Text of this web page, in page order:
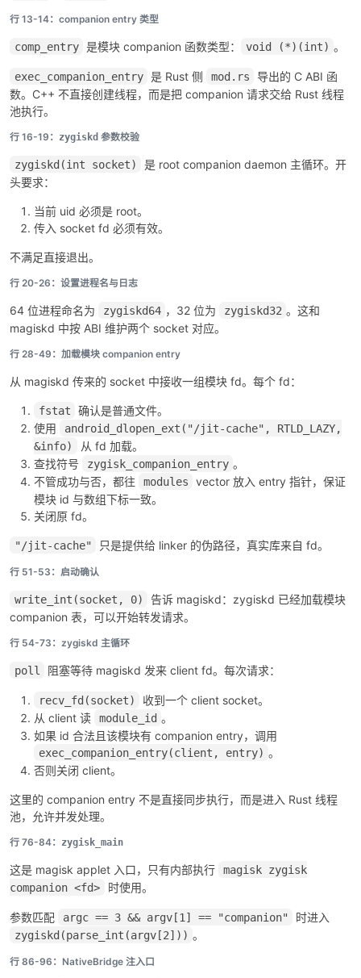
行 13-14：companion entry 类型
comp_entry 是模块 companion 函数类型： void (*)(int) 。
exec_companion_entry 是 Rust 侧 mod.rs
导出的 C ABI 函
数。C++ 不直接创建线程，而是把 companion 请求交给 Rust 线程
池执行。
行 16-19： zygiskd 参数校验
zygiskd(int socket)
是 root companion daemon 主循环。开
头要求：
当前 uid 必须是 root。
传入 socket fd 必须有效。
不满足直接退出。
行 20-26：设置进程名与日志
64 位进程命名为 zygiskd64 ，32 位为 zygiskd32 。这和
magiskd 中按 ABI 维护两个 socket 对应。
行 28-49：加载模块 companion entry
从 magiskd 传来的 socket 中接收一组模块 fd。每个 fd：
fstat
确认是普通文件。
使用
android_dlopen_ext("/jit-cache", RTLD_LAZY,
&info)
从 fd 加载。
查找符号
zygisk_companion_entry 。
不管成功与否，都往
modules
vector 放入 entry 指针，保证
模块 id 与数组下标一致。
关闭原 fd。
"/jit-cache" 只是提供给 linker 的伪路径，真实库来自 fd。
行 51-53：启动确认
write_int(socket, 0)
告诉 magiskd：zygiskd 已经加载模块
companion 表，可以开始转发请求。
行 54-73：zygiskd 主循环
poll 阻塞等待 magiskd 发来 client fd。每次请求：
recv_fd(socket)
收到一个 client socket。
从 client 读
module_id 。
如果 id 合法且该模块有 companion entry，调用
exec_companion_entry(client, entry) 。
否则关闭 client。
这里的 companion entry 不是直接同步执行，而是进入 Rust 线程
池，允许并发处理。
行 76-84： zygisk_main
这是 magisk applet 入口，只有内部执行
magisk zygisk
companion <fd>
时使用。
参数匹配 argc == 3 && argv[1] == "companion" 时进入
zygiskd(parse_int(argv[2])) 。
行 86-96：NativeBridge 注入口